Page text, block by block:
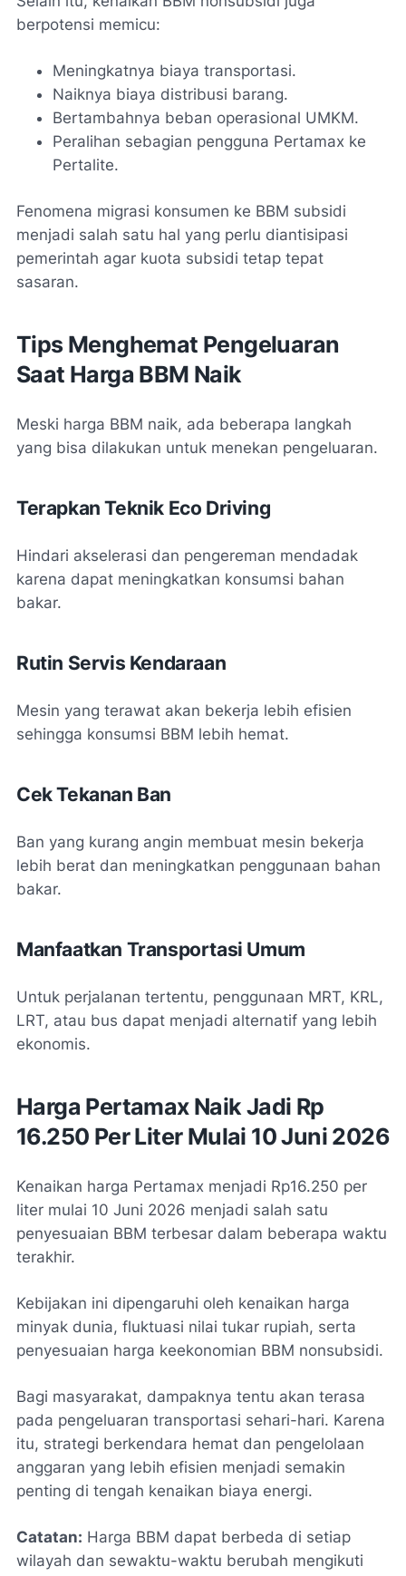
berpotensi memicu:
Meningkatnya biaya transportasi.
Naiknya biaya distribusi barang.
Bertambahnya beban operasional UMKM.
Peralihan sebagian pengguna Pertamax ke
Pertalite.
Fenomena migrasi konsumen ke BBM subsidi
menjadi salah satu hal yang perlu diantisipasi
pemerintah agar kuota subsidi tetap tepat
sasaran.
Tips Menghemat Pengeluaran
Saat Harga BBM Naik
Meski harga BBM naik, ada beberapa langkah
yang bisa dilakukan untuk menekan pengeluaran.
Terapkan Teknik Eco Driving
Hindari akselerasi dan pengereman mendadak
karena dapat meningkatkan konsumsi bahan
bakar.
Rutin Servis Kendaraan
Mesin yang terawat akan bekerja lebih efisien
sehingga konsumsi BBM lebih hemat.
Cek Tekanan Ban
Ban yang kurang angin membuat mesin bekerja
lebih berat dan meningkatkan penggunaan bahan
bakar.
Manfaatkan Transportasi Umum
Untuk perjalanan tertentu, penggunaan MRT, KRL,
LRT, atau bus dapat menjadi alternatif yang lebih
ekonomis.
Harga Pertamax Naik Jadi Rp
16.250 Per Liter Mulai 10 Juni 2026
Kenaikan harga Pertamax menjadi Rp16.250 per
liter mulai 10 Juni 2026 menjadi salah satu
penyesuaian BBM terbesar dalam beberapa waktu
terakhir.
Kebijakan ini dipengaruhi oleh kenaikan harga
minyak dunia, fluktuasi nilai tukar rupiah, serta
penyesuaian harga keekonomian BBM nonsubsidi.
Bagi masyarakat, dampaknya tentu akan terasa
pada pengeluaran transportasi sehari-hari. Karena
itu, strategi berkendara hemat dan pengelolaan
anggaran yang lebih efisien menjadi semakin
penting di tengah kenaikan biaya energi.
Catatan: Harga BBM dapat berbeda di setiap
wilayah dan sewaktu-waktu berubah mengikuti